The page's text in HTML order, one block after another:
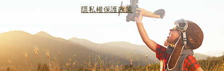
隱私權保護政策